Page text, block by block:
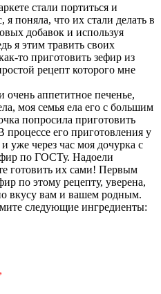
стали портиться и
я поняла, что их стали делать в
добавок и используя
я этим травить своих
то приготовить зефир из
рецепт которого мне
очень аппетитное печенье,
моя семья ела его с большим
попросила приготовить
процессе его приготовления у
уже через час моя дочурка с
по ГОСТу. Надоели
готовить их сами! Первым
по этому рецепту, уверена,
вкусу вам и вашем родным.
следующие ингредиенты: